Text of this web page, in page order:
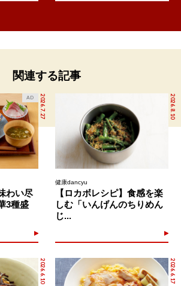
関連する記事
2026.7.27
AD
わい尽
3種盛
2026.8.10
健康dancyu
【ロカボレシピ】食感を楽
しむ「いんげんのちりめん
じ...
2026.6.10 2026.6.17